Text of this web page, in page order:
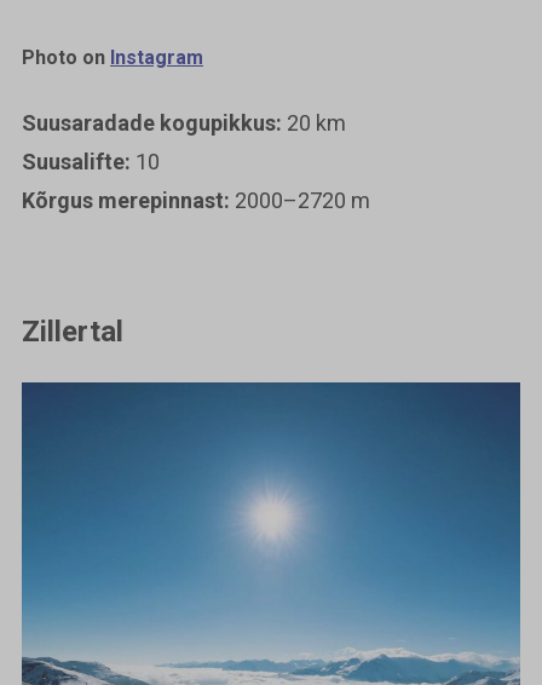
Photo on Instagram
Suusaradade kogupikkus: 20 km
Suusalifte: 10
Kõrgus merepinnast: 2000–2720 m
Zillertal